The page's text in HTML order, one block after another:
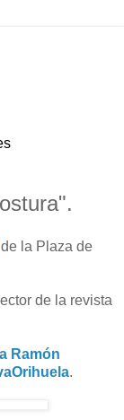
de la Plaza de
de la revista
Ramón
.